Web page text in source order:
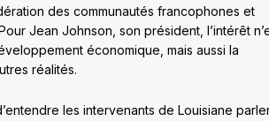
des communautés francophones et
Jean Johnson, son président, l’intérêt
économique, mais aussi la
réalités.
les intervenants de Louisiane